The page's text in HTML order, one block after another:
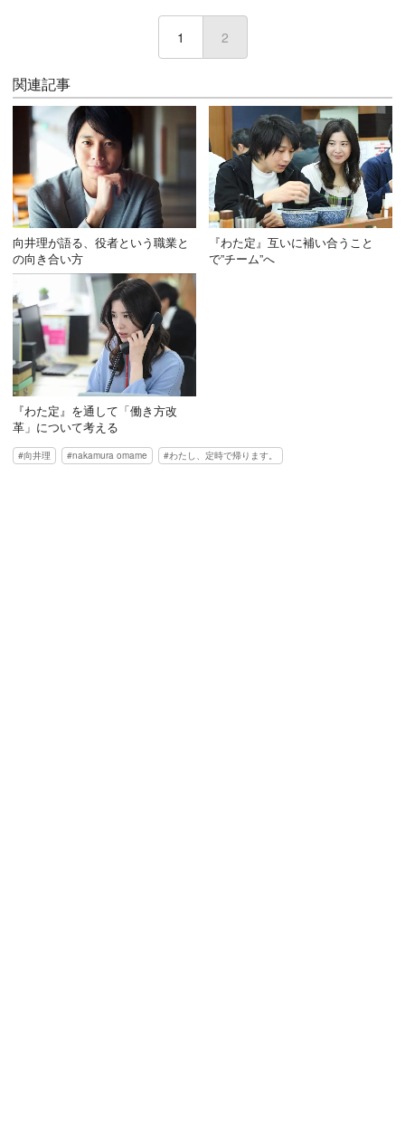
1 2
関連記事
向井理が語る、役者という職業と
の向き合い方
『わた定』互いに補い合うこと
で”チーム”へ
『わた定』を通して「働き方改
革」について考える
向井理 nakamura omame わたし、定時で帰ります。